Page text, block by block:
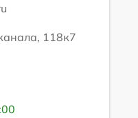
118к7